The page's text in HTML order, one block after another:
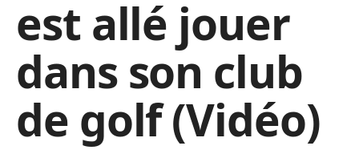
est allé jouer
dans son club
de golf (Vidéo)